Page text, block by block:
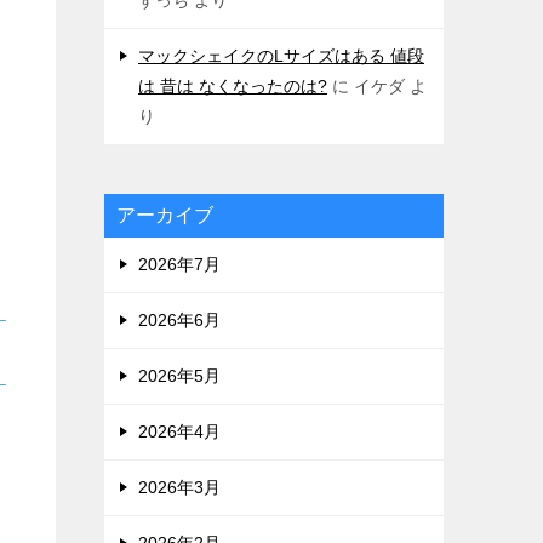
マックシェイクのLサイズはある 値段
は 昔は なくなったのは? に イケダ よ
り
アーカイブ
2026年7月
2026年6月
2026年5月
2026年4月
2026年3月